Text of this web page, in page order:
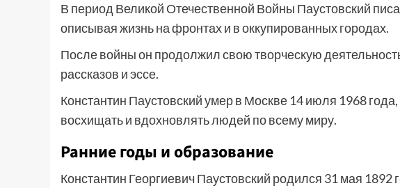
В период Великой Отечественной Войны Паустовский
описывая жизнь на фронтах и в оккупированных городах.
После войны он продолжил свою творческую
рассказов и эссе.
Константин Паустовский умер в Москве 14 июля 1968
восхищать и вдохновлять людей по всему миру.
Ранние годы и образование
Константин Георгиевич Паустовский родился 31 мая